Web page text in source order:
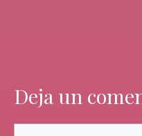
Deja un